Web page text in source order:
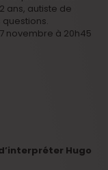
ans, autiste de
novembre à 20h45
Hugo